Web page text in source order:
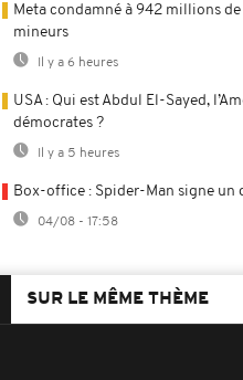
Meta condamné à 942 millions
mineurs
Il y a 6 heures
USA : Qui est Abdul El-Sayed,
démocrates ?
Il y a 5 heures
Box-office : Spider-Man signe un
04/08 - 17:58
SUR LE MÊME THÈME